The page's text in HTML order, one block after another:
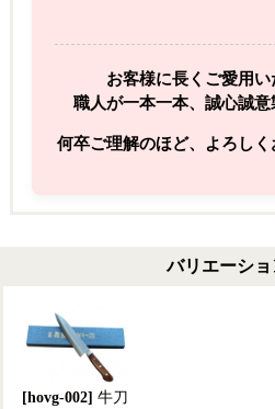
お客様に長くご愛用い
職人が一本一本、誠心誠意
何卒ご理解のほど、よろしく
バリエーシ
[hovg-002] 牛刀